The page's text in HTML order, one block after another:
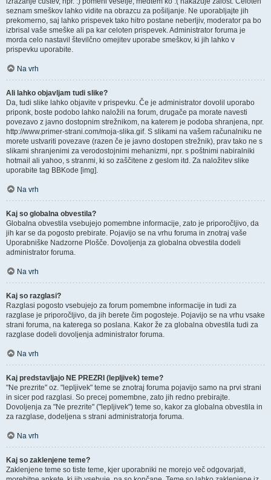
seznam smeškov lahko vidite na obrazcu za pošiljanje. Ne uporabljajte jih
prekomerno, saj lahko prispevek tako hitro postane neberljiv, moderator pa bo
izbrisal vaše smeške ali pa kar celoten prispevek. Administrator foruma je
morda celo nastavil številčno omejitev uporabe smeškov, ki jih lahko v
prispevku uporabite.
Na vrh
Ali lahko objavljam tudi slike?
Da, tudi slike lahko objavite v prispevku. Če je administrator dovolil uporabo
priponk, boste podobo lahko naložili na forum, drugače pa morate navesti
povezavo z javno dostopnim strežnikom, na katerem je podoba shranjena, npr.
http://www.primer-strani.com/moja-slika.gif. S slikami na vašem računalniku ne
morete ustvariti povezave (razen če je javno dostopen strežnik), prav tako ne s
slikami shranjenimi za verodostojnimi mehanizmi, npr. s poštnimi nabiralniki
hotmail ali yahoo, s stranmi, ki so zaščitene z geslom itd. Za naložitev slike
uporabite tag BBKode [img].
Na vrh
Kaj so globalna obvestila?
Globalna obvestila vsebujejo pomembne informacije, zato je priporočljivo, da
jih kar se da pogosto prebirate. Pojavijo se na vrhu foruma in znotraj vaše
Uporabniške Nadzorne Plošče. Dovoljenja za globalna obvestila dodeli
administrator foruma.
Na vrh
Kaj so razglasi?
Razglasi pogosto vsebujejo za forum pomembne informacije in tudi za
razglase je priporočljivo, da jih berete čim pogosteje. Pojavijo se na vrhu vsake
strani foruma, na katerega so poslana. Kakor že za globalna obvestila tudi za
razglase dodeli dovoljenja administrator foruma.
Na vrh
Kaj predstavljajo NE PREZRI (lepljivek) teme?
"Ne prezrite" oz. "lepljivek" teme se znotraj foruma pojavijo samo na prvi strani
in sicer pod razglasi. So precej pomembne, zato jih redno prebirajte.
Dovoljenja za "Ne prezrite" ("lepljivek") teme so, kakor za globalna obvestila in
za razglase, dodeljena s strani administratorja foruma.
Na vrh
Kaj so zaklenjene teme?
Zaklenjene teme so tiste teme, kjer uporabniki ne morejo več odgovarjati,